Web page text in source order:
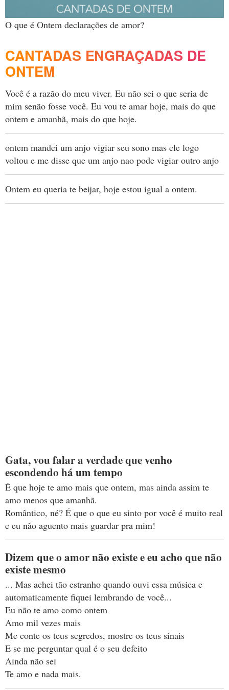
O que é Ontem declarações de amor?
CANTADAS ENGRAÇADAS DE
ONTEM
Você é a razão do meu viver. Eu não sei o que seria de
mim senão fosse você. Eu vou te amar hoje, mais do que
ontem e amanhã, mais do que hoje.
ontem mandei um anjo vigiar seu sono mas ele logo
voltou e me disse que um anjo nao pode vigiar outro anjo
Ontem eu queria te beijar, hoje estou igual a ontem.
Gata, vou falar a verdade que venho
escondendo há um tempo
É que hoje te amo mais que ontem, mas ainda assim te
amo menos que amanhã.
Romântico, né? É que o que eu sinto por você é muito real
e eu não aguento mais guardar pra mim!
Dizem que o amor não existe e eu acho que não
existe mesmo
... Mas achei tão estranho quando ouvi essa música e
automaticamente fiquei lembrando de você...
Eu não te amo como ontem
Amo mil vezes mais
Me conte os teus segredos, mostre os teus sinais
E se me perguntar qual é o seu defeito
Ainda não sei
Te amo e nada mais.